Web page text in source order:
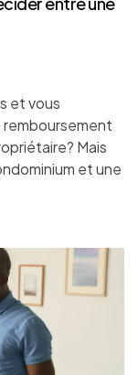
et vous
Mais
et une